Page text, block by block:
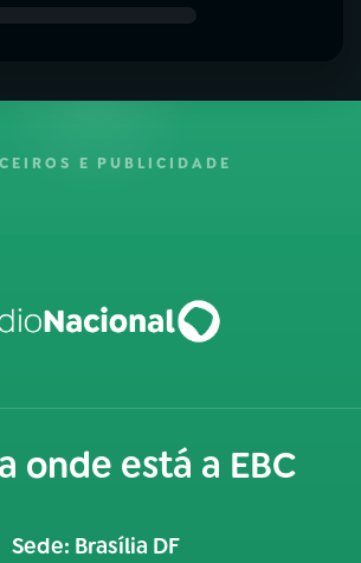
E PUBLICIDADE
onde está a EBC
Sede: Brasília DF